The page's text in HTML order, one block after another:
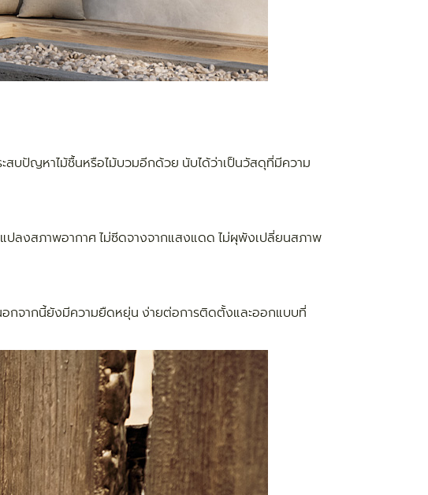
บปัญหาไม้ชื้นหรือไม้บวมอีกด้วย นับได้ว่าเป็นวัสดุที่มีความ
ปลงสภาพอากาศ ไม่ซีดจางจากแสงแดด ไม่ผุพังเปลี่ยนสภาพ
นอกจากนี้ยังมีความยืดหยุ่น ง่ายต่อการติดตั้งและออกแบบที่